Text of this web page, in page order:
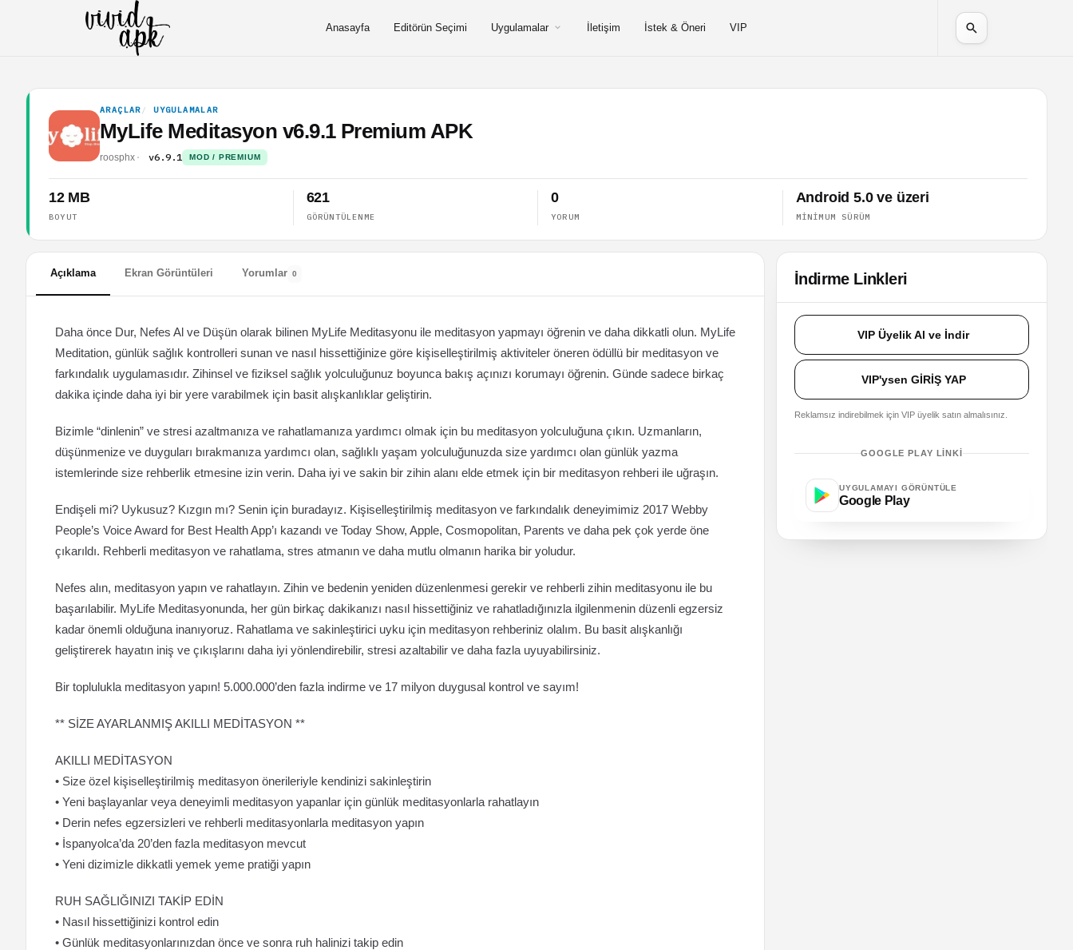
Anasayfa Editörün Seçimi Uygulamalar İletişim İstek & Öneri VIP
ARAÇLAR UYGULAMALAR
MyLife Meditasyon v6.9.1 Premium APK
roosphx v6.9.1 MOD / PREMIUM
12 MB
BOYUT
621
GÖRÜNTÜLENME
0
YORUM
Android 5.0 ve üzeri
MINIMUM SÜRÜM
Açıklama Ekran Görüntüleri Yorumlar 0
Daha önce Dur, Nefes Al ve Düşün olarak bilinen MyLife Meditasyonu ile meditasyon yapmayı öğrenin ve daha dikkatli olun. MyLife
Meditation, günlük sağlık kontrolleri sunan ve nasıl hissettiğinize göre kişiselleştirilmiş aktiviteler öneren ödüllü bir meditasyon ve
farkındalık uygulamasıdır. Zihinsel ve fiziksel sağlık yolculuğunuz boyunca bakış açınızı korumayı öğrenin. Günde sadece birkaç
dakika içinde daha iyi bir yere varabilmek için basit alışkanlıklar geliştirin.
Bizimle “dinlenin” ve stresi azaltmanıza ve rahatlamanıza yardımcı olmak için bu meditasyon yolculuğuna çıkın. Uzmanların,
düşünmenize ve duyguları bırakmanıza yardımcı olan, sağlıklı yaşam yolculuğunuzda size yardımcı olan günlük yazma
istemlerinde size rehberlik etmesine izin verin. Daha iyi ve sakin bir zihin alanı elde etmek için bir meditasyon rehberi ile uğraşın.
Endişeli mi? Uykusuz? Kızgın mı? Senin için buradayız. Kişiselleştirilmiş meditasyon ve farkındalık deneyimimiz 2017 Webby
People’s Voice Award for Best Health App’ı kazandı ve Today Show, Apple, Cosmopolitan, Parents ve daha pek çok yerde öne
çıkarıldı. Rehberli meditasyon ve rahatlama, stres atmanın ve daha mutlu olmanın harika bir yoludur.
Nefes alın, meditasyon yapın ve rahatlayın. Zihin ve bedenin yeniden düzenlenmesi gerekir ve rehberli zihin meditasyonu ile bu
başarılabilir. MyLife Meditasyonunda, her gün birkaç dakikanızı nasıl hissettiğiniz ve rahatladığınızla ilgilenmenin düzenli egzersiz
kadar önemli olduğuna inanıyoruz. Rahatlama ve sakinleştirici uyku için meditasyon rehberiniz olalım. Bu basit alışkanlığı
geliştirerek hayatın iniş ve çıkışlarını daha iyi yönlendirebilir, stresi azaltabilir ve daha fazla uyuyabilirsiniz.
Bir toplulukla meditasyon yapın! 5.000.000’den fazla indirme ve 17 milyon duygusal kontrol ve sayım!
** SİZE AYARLANMIŞ AKILLI MEDİTASYON **
AKILLI MEDİTASYON
• Size özel kişiselleştirilmiş meditasyon önerileriyle kendinizi sakinleştirin
• Yeni başlayanlar veya deneyimli meditasyon yapanlar için günlük meditasyonlarla rahatlayın
• Derin nefes egzersizleri ve rehberli meditasyonlarla meditasyon yapın
• İspanyolca’da 20’den fazla meditasyon mevcut
• Yeni dizimizle dikkatli yemek yeme pratiği yapın
RUH SAĞLIĞINIZI TAKİP EDİN
• Nasıl hissettiğinizi kontrol edin
• Günlük meditasyonlarınızdan önce ve sonra ruh halinizi takip edin
İndirme Linkleri
VIP Üyelik Al ve İndir
VIP'ysen GİRİŞ YAP
Reklamsız indirebilmek için VIP üyelik satın almalısınız.
GOOGLE PLAY LINKI
UYGULAMAYI GÖRÜNTÜLE
Google Play